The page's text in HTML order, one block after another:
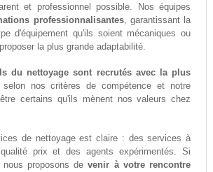
et professionnel possible. Nos équipes
professionnalisantes, garantissant la
d'équipement qu'ils soient mécaniques ou
la plus grande adaptabilité.
du nettoyage sont recrutés avec la plus
selon nos critères de compétence et notre
certains qu'ils mènent nos valeurs chez
de nettoyage est claire : des services à
qualité prix et des agents expérimentés. Si
nous proposons devenir à votre rencontre